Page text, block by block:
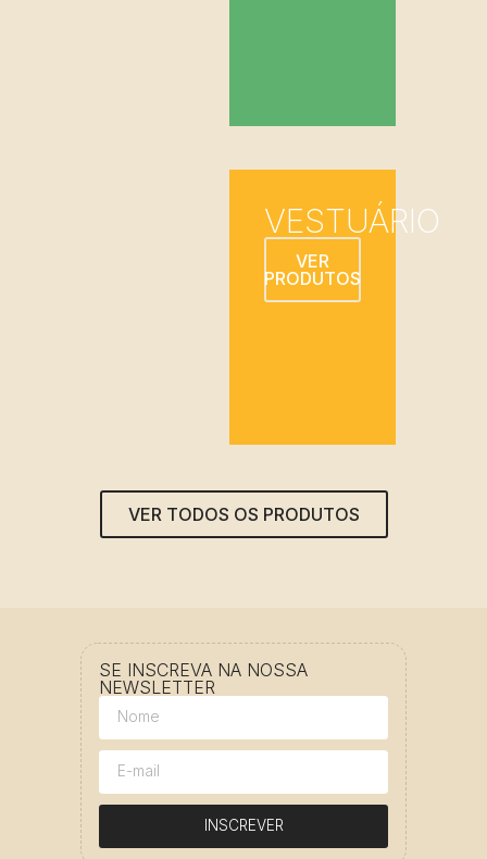
VESTUÁRIO
VER
PRODUTOS
VER TODOS OS PRODUTOS
SE INSCREVA NA NOSSA
NEWSLETTER
INSCREVER